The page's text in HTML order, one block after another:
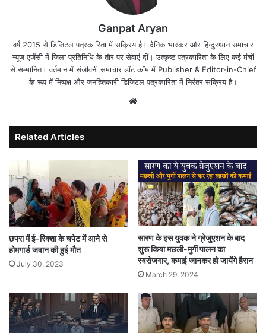
Ganpat Aryan
वर्ष 2015 से डिजिटल पत्रकारिता में सक्रिय है। दैनिक भास्कर और हिन्दुस्थान समाचार
न्यूज एजेंसी में जिला प्रतिनिधि के तौर पर सेवाएं दीं। उत्कृष्ट पत्रकारिता के लिए कई मंचों
से सम्मानित। वर्तमान में संजीवनी समाचार डॉट कॉम में Publisher & Editor-in-Chief
के रूप में निष्पक्ष और जनहितकारी डिजिटल पत्रकारिता में निरंतर सक्रिय है।
Related Articles
छपरा में ई-रिक्शा के चपेट में आने से
होमगार्ड जवान की हुई मौत
July 30, 2023
सारण के इस युवक ने ग्रेजुएशन के बाद
शुरू किया मछली-मुर्गी पालन का
स्वरोजगार, कमाई जानकर हो जायेंगे हैरान
March 29, 2024